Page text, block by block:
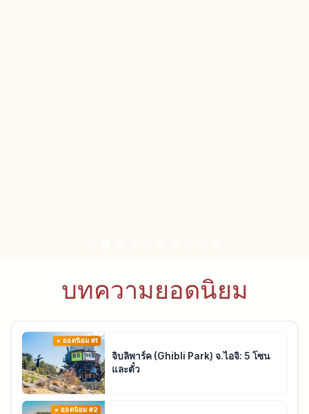
บทความยอดนิยม
ยอดนิยม #1
จิบลิพาร์ค (Ghibli Park) จ.ไอจิ: 5 โซน
และตั๋ว
ยอดนิยม #2